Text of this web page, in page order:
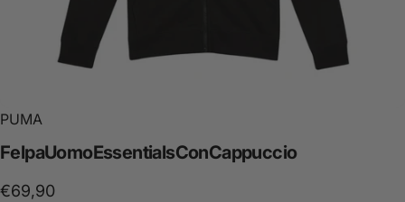
PUMA
FelpaUomoEssentialsConCappuccio
€69,90